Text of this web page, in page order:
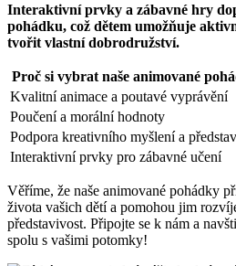
Interaktivní prvky a zábavné hry⁤
pohádku, ⁣což dětem umožňuje
tvořit vlastní ‌dobrodružství.
Proč si vybrat naše‍ animované
Kvalitní ⁤animace ⁣a poutavé vyprávění
Poučení a morální‌ hodnoty
Podpora kreativního myšlení a
Interaktivní prvky pro zábavné učení
Věříme, že naše animované pohádky
života vašich dětí‌ a pomohou jim
představivost. Připojte⁣ se k nám a
spolu s vašimi potomky!